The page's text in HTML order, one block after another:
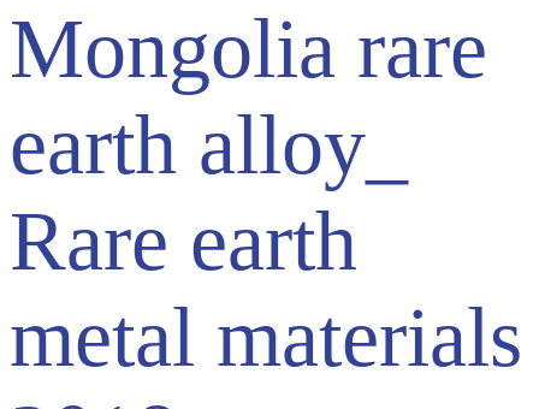
Mongolia rare
earth alloy_
Rare earth
metal materials